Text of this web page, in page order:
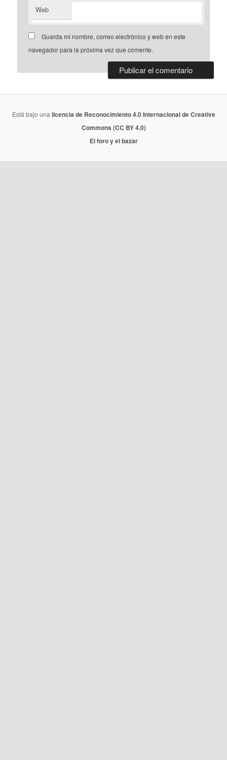
Web
Guarda mi nombre, correo electrónico y web en este
navegador para la próxima vez que comente.
Está bajo una licencia de Reconocimiento 4.0 Internacional de Creative
Commons (CC BY 4.0)
El foro y el bazar